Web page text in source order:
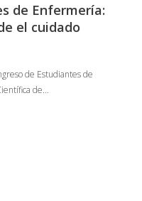
de Enfermería:
el cuidado
de Estudiantes de
de…